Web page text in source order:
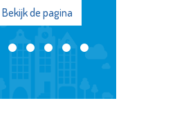
Bekijk de pagina